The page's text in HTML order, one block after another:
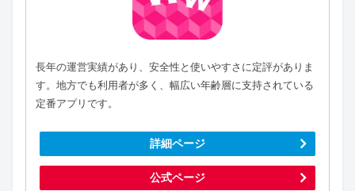
長年の運営実績があり、安全性と使いやすさに定評がありま
す。地方でも利用者が多く、幅広い年齢層に支持されている
定番アプリです。
詳細ページ
公式ページ